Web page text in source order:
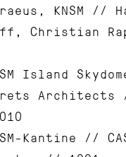
KNSM //
Christian
Island
Architects
Kantine //